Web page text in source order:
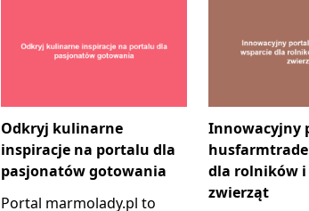
Odkryj kulinarne
inspiracje na portalu dla
pasjonatów gotowania
Portal marmolady.pl to
Innowacyjny
dla rolników
zwierząt